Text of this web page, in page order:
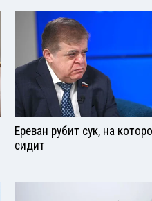
Ереван рубит сук, на
сидит